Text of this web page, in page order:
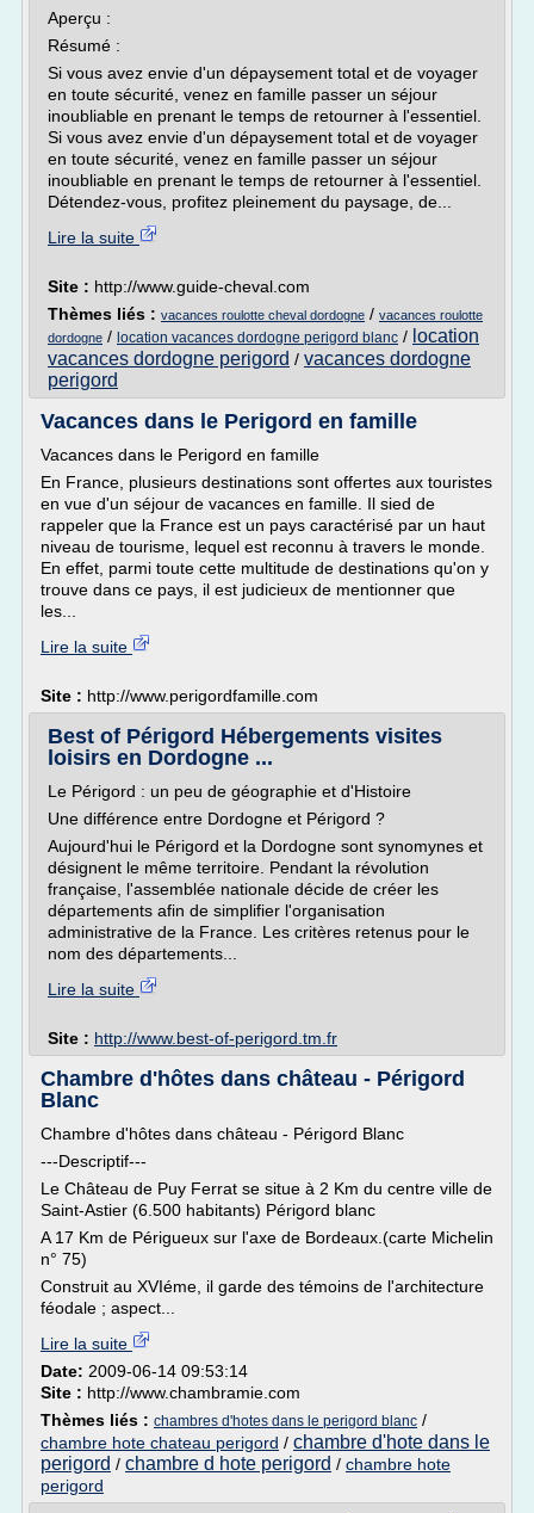
Aperçu :
Résumé :
Si vous avez envie d'un dépaysement total et de voyager
en toute sécurité, venez en famille passer un séjour
inoubliable en prenant le temps de retourner à l'essentiel.
Si vous avez envie d'un dépaysement total et de voyager
en toute sécurité, venez en famille passer un séjour
inoubliable en prenant le temps de retourner à l'essentiel.
Détendez-vous, profitez pleinement du paysage, de...
Lire la suite
Site : http://www.guide-cheval.com
Thèmes liés : vacances roulotte cheval dordogne / vacances roulotte
dordogne / location vacances dordogne perigord blanc / location
vacances dordogne perigord / vacances dordogne
perigord
Vacances dans le Perigord en famille
Vacances dans le Perigord en famille
En France, plusieurs destinations sont offertes aux touristes
en vue d'un séjour de vacances en famille. Il sied de
rappeler que la France est un pays caractérisé par un haut
niveau de tourisme, lequel est reconnu à travers le monde.
En effet, parmi toute cette multitude de destinations qu'on y
trouve dans ce pays, il est judicieux de mentionner que
les...
Lire la suite
Site : http://www.perigordfamille.com
Best of Périgord Hébergements visites
loisirs en Dordogne ...
Le Périgord : un peu de géographie et d'Histoire
Une différence entre Dordogne et Périgord ?
Aujourd'hui le Périgord et la Dordogne sont synomynes et
désignent le même territoire. Pendant la révolution
française, l'assemblée nationale décide de créer les
départements afin de simplifier l'organisation
administrative de la France. Les critères retenus pour le
nom des départements...
Lire la suite
Site : http://www.best-of-perigord.tm.fr
Chambre d'hôtes dans château - Périgord
Blanc
Chambre d'hôtes dans château - Périgord Blanc
---Descriptif---
Le Château de Puy Ferrat se situe à 2 Km du centre ville de
Saint-Astier (6.500 habitants) Périgord blanc
A 17 Km de Périgueux sur l'axe de Bordeaux.(carte Michelin
n° 75)
Construit au XVIéme, il garde des témoins de l'architecture
féodale ; aspect...
Lire la suite
Date: 2009-06-14 09:53:14
Site : http://www.chambramie.com
Thèmes liés : chambres d'hotes dans le perigord blanc /
chambre hote chateau perigord / chambre d'hote dans le
perigord / chambre d hote perigord / chambre hote
perigord